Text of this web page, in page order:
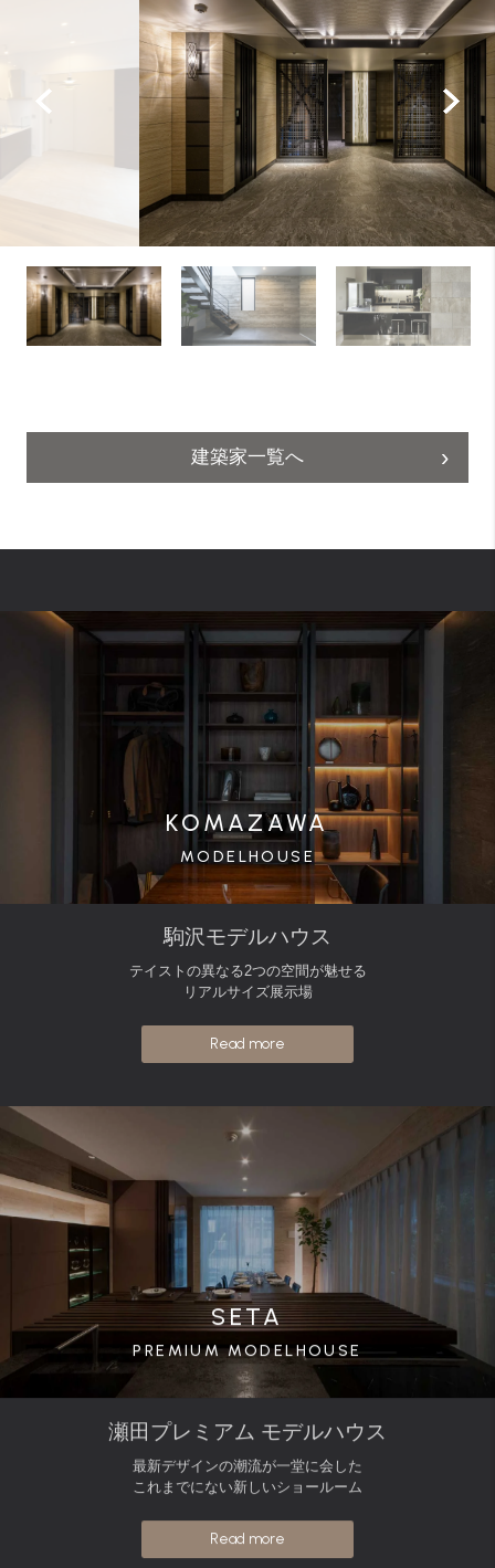
建築家一覧へ
KOMAZAWA
MODELHOUSE
駒沢モデルハウス
テイストの異なる2つの空間が魅せる
リアルサイズ展示場
Read more
SETA
PREMIUM MODELHOUSE
瀬田プレミアム モデルハウス
最新デザインの潮流が一堂に会した
これまでにない新しいショールーム
Read more